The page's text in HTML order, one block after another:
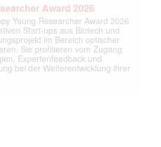
Award 2026
Young Researcher Award 2026
Start-ups aus Biotech und
im Bereich optischer
Sie profitieren vom Zugang
Expertenfeedback und
bei der Weiterentwicklung ihrer